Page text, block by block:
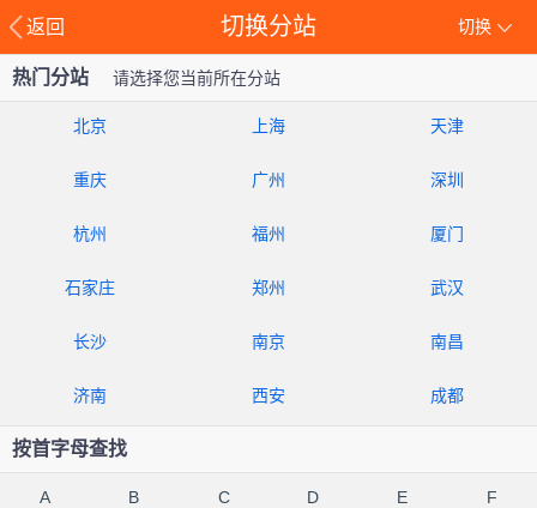
返回 切换
切换分站
热门分站 请选择您当前所在分站
北京 上海 天津
重庆 广州 深圳
杭州 福州 厦门
石家庄 郑州 武汉
长沙 南京 南昌
济南 西安 成都
按首字母查找
A B C D E F